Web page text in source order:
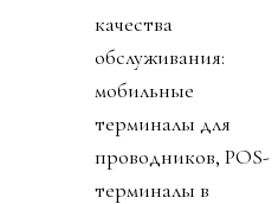
качества
обслуживания:
мобильные
терминалы для
проводников, POS-
терминалы в